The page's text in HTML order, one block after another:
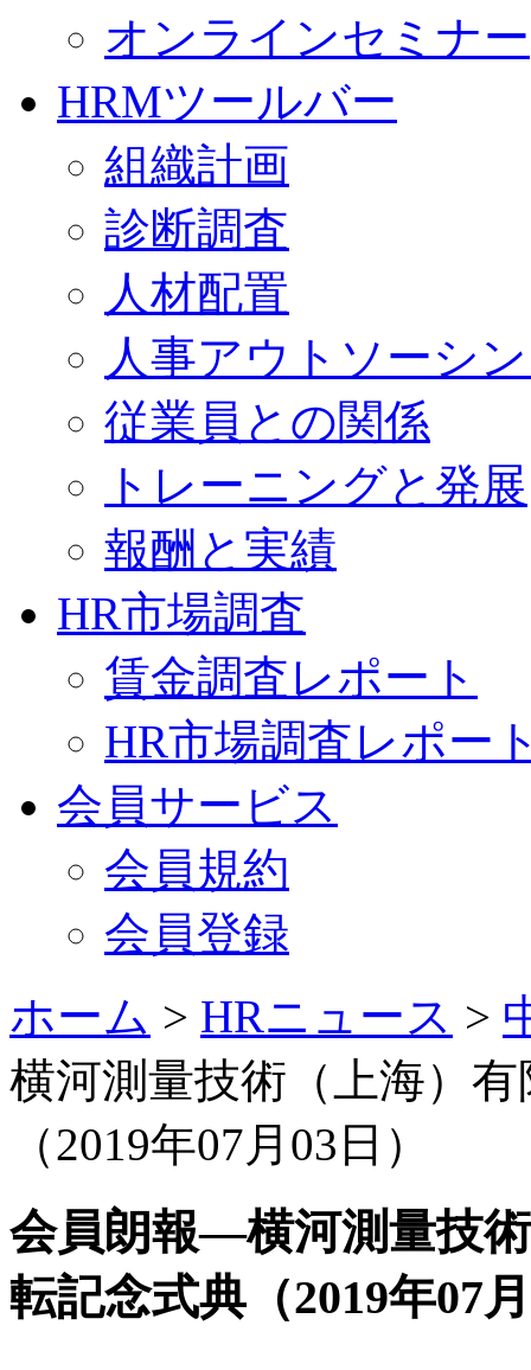
オンラインセミナー
HRMツールバー
組織計画
診断調査
人材配置
人事アウトソーシ
従業員との関係
トレーニングと発展
報酬と実績
HR市場調査
賃金調査レポート
HR市場調査レポー
会員サービス
会員規約
会員登録
ホーム > HRニュース >
横河測量技術（上海）
（2019年07月03日）
会員朗報—横河測量技
転記念式典（2019年07